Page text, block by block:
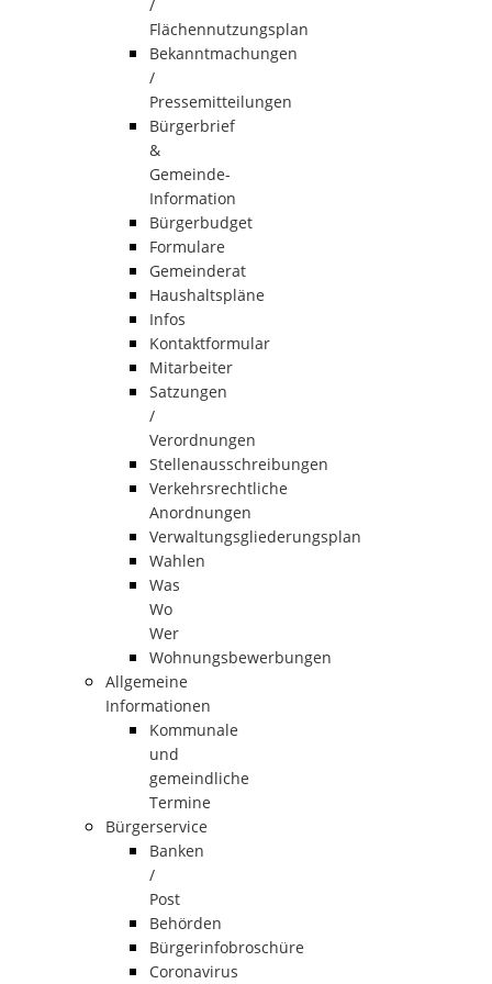
/
Flächennutzungsplan
Bekanntmachungen
/
Pressemitteilungen
Bürgerbrief
&
Gemeinde-
Information
Bürgerbudget
Formulare
Gemeinderat
Haushaltspläne
Infos
Kontaktformular
Mitarbeiter
Satzungen
/
Verordnungen
Stellenausschreibungen
Verkehrsrechtliche
Anordnungen
Verwaltungsgliederungsplan
Wahlen
Was
Wo
Wer
Wohnungsbewerbungen
Allgemeine
Informationen
Kommunale
und
gemeindliche
Termine
Bürgerservice
Banken
/
Post
Behörden
Bürgerinfobroschüre
Coronavirus